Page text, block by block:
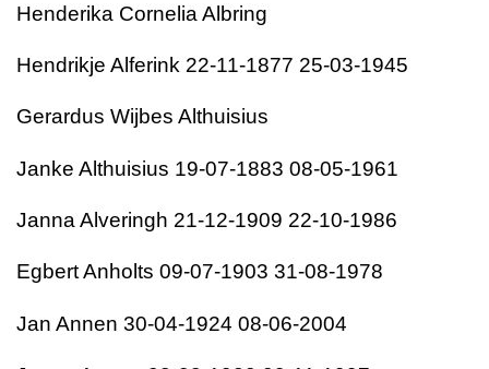
Henderika Cornelia Albring
Hendrikje Alferink 22-11-1877 25-03-1945
Gerardus Wijbes Althuisius
Janke Althuisius 19-07-1883 08-05-1961
Janna Alveringh 21-12-1909 22-10-1986
Egbert Anholts 09-07-1903 31-08-1978
Jan Annen 30-04-1924 08-06-2004